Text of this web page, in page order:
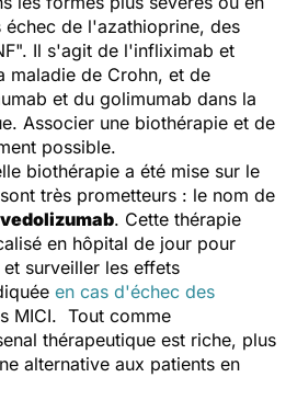
échec de l'azathioprine, des
Il s'agit de l'infliximab et
maladie de Crohn, et de
et du golimumab dans la
Associer une biothérapie et de
possible.
biothérapie a été mise sur le
très prometteurs : le nom de
vedolizumab. Cette thérapie
en hôpital de jour pour
surveiller les effets
en cas d'échec des
MICI. Tout comme
thérapeutique est riche, plus
alternative aux patients en